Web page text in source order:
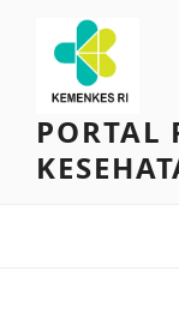
content
PORTAL